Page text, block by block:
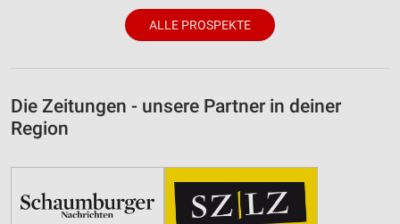
ALLE PROSPEKTE
Die Zeitungen - unsere Partner in deiner
Region